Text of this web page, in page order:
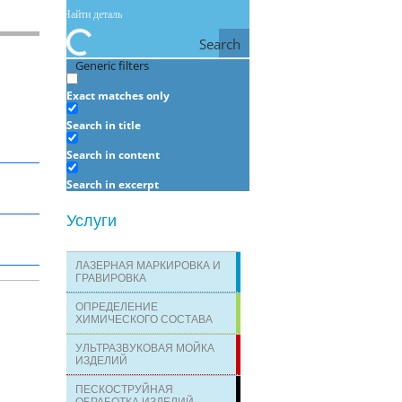
Search
Generic filters
Exact matches only
Search in title
Search in content
Search in excerpt
Услуги
ЛАЗЕРНАЯ МАРКИРОВКА И
ГРАВИРОВКА
ОПРЕДЕЛЕНИЕ
ХИМИЧЕСКОГО СОСТАВА
УЛЬТРАЗВУКОВАЯ МОЙКА
ИЗДЕЛИЙ
ПЕСКОСТРУЙНАЯ